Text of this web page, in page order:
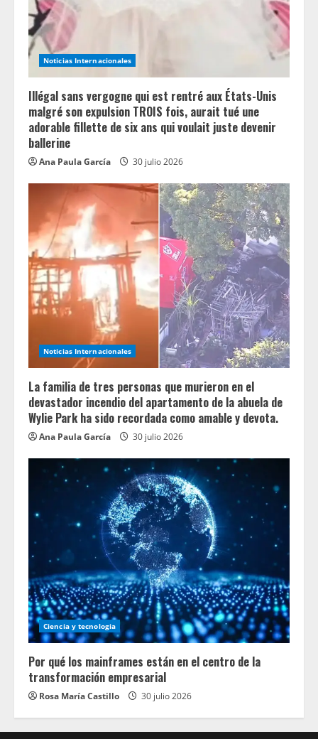
Noticias Internacionales
Illégal sans vergogne qui est rentré aux États-Unis
malgré son expulsion TROIS fois, aurait tué une
adorable fillette de six ans qui voulait juste devenir
ballerine
Ana Paula García 30 julio 2026
Noticias Internacionales
La familia de tres personas que murieron en el
devastador incendio del apartamento de la abuela de
Wylie Park ha sido recordada como amable y devota.
Ana Paula García 30 julio 2026
Ciencia y tecnologia
Por qué los mainframes están en el centro de la
transformación empresarial
Rosa María Castillo 30 julio 2026